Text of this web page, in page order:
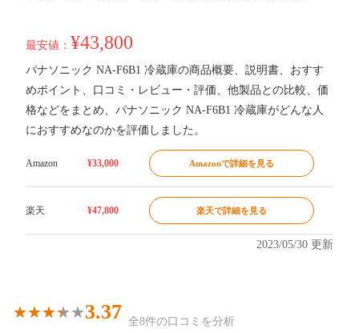
最安値： ¥43,800
パナソニック NA-F6B1 冷蔵庫の商品概要、説明書、おすす
めポイント、口コミ・レビュー・評価、他製品との比較、価
格などをまとめ、パナソニック NA-F6B1 冷蔵庫がどんな人
におすすめなのかを評価しました。
Amazon ¥33,000 Amazonで詳細を見る
楽天 ¥47,800 楽天で詳細を見る
2023/05/30 更新
3.37 全8件の口コミを分析